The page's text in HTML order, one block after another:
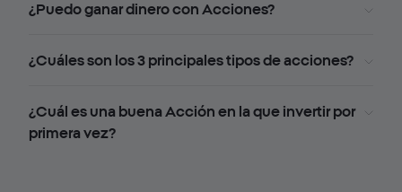
¿Puedo ganar dinero con Acciones?
¿Cuáles son los 3 principales tipos de acciones?
¿Cuál es una buena Acción en la que invertir por
primera vez?